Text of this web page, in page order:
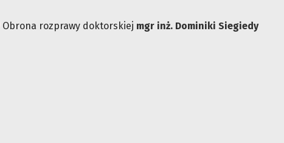
Obrona rozprawy doktorskiej mgr inż. Dominiki Siegiedy